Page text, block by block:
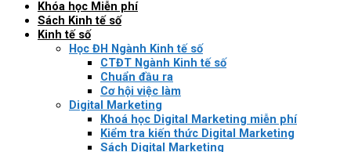
Khóa học Miễn phí
Sách Kinh tế số
Kinh tế số
Học ĐH Ngành Kinh tế số
CTĐT Ngành Kinh tế số
Chuẩn đầu ra
Cơ hội việc làm
Digital Marketing
Khoá học Digital Marketing miễn phí
Kiểm tra kiến thức Digital Marketing
Sách Digital Marketing